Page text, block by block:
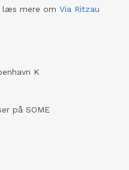
læs mere om Via Ritzau
K
på SOME